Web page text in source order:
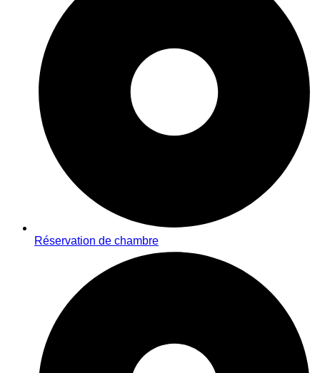
Réservation de chambre